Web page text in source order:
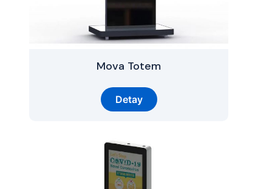
Mova Totem
Detay